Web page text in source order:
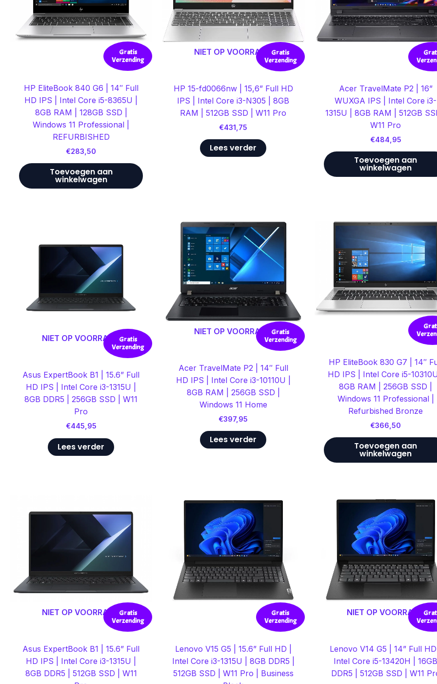
Gratis
Verzending
HP EliteBook 840 G6 | 14″ Full
HD IPS | Intel Core i5-8365U |
8GB RAM | 128GB SSD |
Windows 11 Professional |
REFURBISHED
€283,50
Toevoegen aan
winkelwagen
Gratis
Verzending
NIET OP VOORRAAD
HP 15-fd0066nw | 15,6” Full HD
IPS | Intel Core i3-N305 | 8GB
RAM | 512GB SSD | W11 Pro
€431,75
Lees verder
Acer TravelMate P2 | 16”
WUXGA IPS | Intel Core i3-
1315U | 8GB RAM | 512GB
W11 Pro
€484,95
Toevoegen aan
winkelwagen
Gratis
Verzending
NIET OP VOORRAAD
Asus ExpertBook B1 | 15.6” Full
HD IPS | Intel Core i3-1315U |
8GB DDR5 | 256GB SSD | W11
Pro
€445,95
Lees verder
Gratis
Verzending
NIET OP VOORRAAD
Acer TravelMate P2 | 14″ Full
HD IPS | Intel Core i3-10110U |
8GB RAM | 256GB SSD |
Windows 11 Home
€397,95
Lees verder
HP EliteBook 830 G7 | 14″
HD IPS | Intel Core i5-
8GB RAM | 256GB SSD |
Windows 11 Professional |
Refurbished Bronze
€366,50
Toevoegen aan
winkelwagen
Gratis
Verzending
NIET OP VOORRAAD
Asus ExpertBook B1 | 15.6” Full
HD IPS | Intel Core i3-1315U |
8GB DDR5 | 512GB SSD | W11
Gratis
Verzending
Lenovo V15 G5 | 15.6” Full HD |
Intel Core i3-1315U | 8GB DDR5 |
512GB SSD | W11 Pro | Business
NIET OP VOORRAAD
Lenovo V14 G5 | 14” Full
Intel Core i5-13420H |
DDR5 | 512GB SSD | W11